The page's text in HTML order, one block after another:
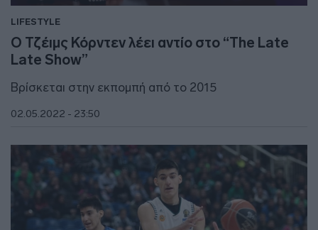
LIFESTYLE
Ο Τζέιμς Κόρντεν λέει αντίο στο “The Late
Late Show”
Βρίσκεται στην εκπομπή από το 2015
02.05.2022 - 23:50